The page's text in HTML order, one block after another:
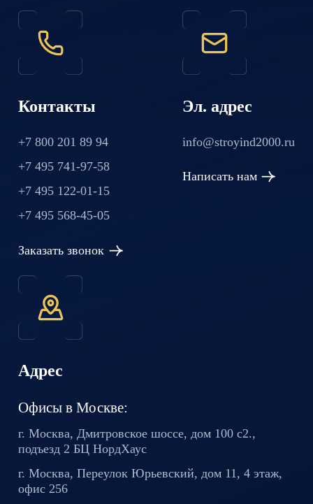
Контакты
+7 800 201 89 94
+7 495 741-97-58
+7 495 122-01-15
+7 495 568-45-05
Заказать звонок
Эл. адрес
info@stroyind2000.ru
Написать нам
Адрес
Офисы в Москве:
г. Москва, Дмитровское шоссе, дом 100 с2.,
подъезд 2 БЦНордХаус
г. Москва, Переулок Юрьевский, дом 11, 4 этаж,
офис 256